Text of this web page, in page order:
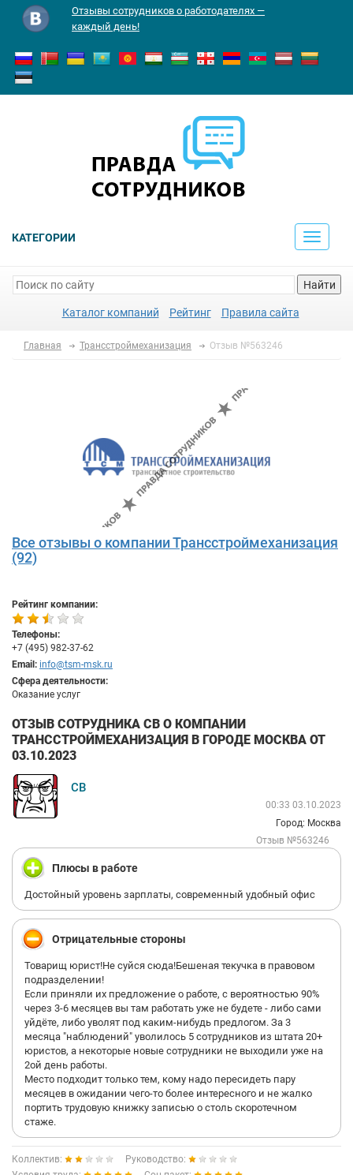
Отзывы сотрудников о работодателях —
каждый день!
КАТЕГОРИИ
Toggle
Найти
Каталог компаний Рейтинг Правила сайта
Главная Трансстроймеханизация Отзыв №563246
Все отзывы о компании Трансстроймеханизация
(92)
Рейтинг компании:
Телефоны:
+7 (495) 982-37-62
Email: info@tsm-msk.ru
Сфера деятельности:
Оказание услуг
ОТЗЫВ СОТРУДНИКА СВ О КОМПАНИИ
ТРАНССТРОЙМЕХАНИЗАЦИЯ В ГОРОДЕ МОСКВА ОТ
03.10.2023
СВ
00:33 03.10.2023
Город: Москва
Отзыв №563246
Плюсы в работе
Достойный уровень зарплаты, современный удобный офис
Отрицательные стороны
Товарищ юрист!Не суйся сюда!Бешеная текучка в правовом
подразделении!
Если приняли их предложение о работе, с вероятностью 90%
через 3-6 месяцев вы там работать уже не будете - либо сами
уйдёте, либо уволят под каким-нибудь предлогом. За 3
месяца "наблюдений" уволилось 5 сотрудников из штата 20+
юристов, а некоторые новые сотрудники не выходили уже на
2ой день работы.
Место подходит только тем, кому надо пересидеть пару
месяцев в ожидании чего-то более интересного и не жалко
портить трудовую книжку записью о столь скоротечном
стаже.
Коллектив:
Руководство: